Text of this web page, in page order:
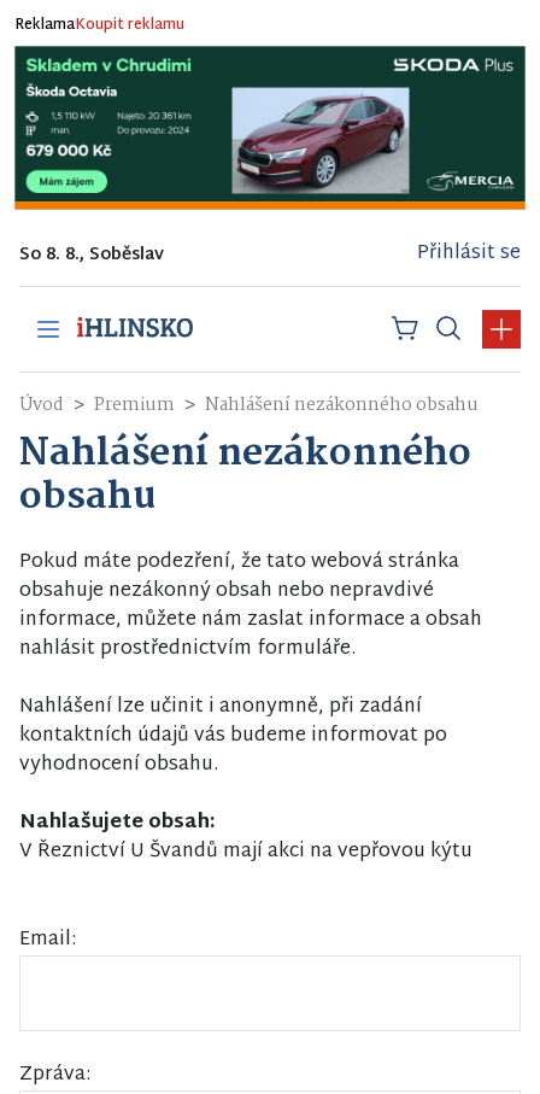
ReklamaKoupit reklamu
So 8. 8., Soběslav Přihlásit se
Úvod Premium Nahlášení nezákonného obsahu
Nahlášení nezákonného
obsahu
Pokud máte podezření, že tato webová stránka
obsahuje nezákonný obsah nebo nepravdivé
informace, můžete nám zaslat informace a obsah
nahlásit prostřednictvím formuláře.
Nahlášení lze učinit i anonymně, při zadání
kontaktních údajů vás budeme informovat po
vyhodnocení obsahu.
Nahlašujete obsah:
V Řeznictví U Švandů mají akci na vepřovou kýtu
Email:
Zpráva: